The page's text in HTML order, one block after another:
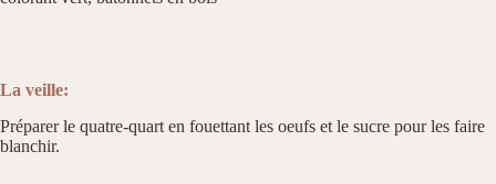
La veille:
Préparer le quatre-quart en fouettant les oeufs et le sucre pour les faire
blanchir.